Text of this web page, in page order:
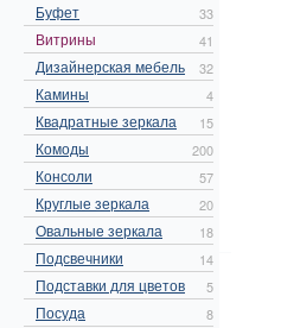
Буфет 33
Витрины 41
Дизайнерская мебель 32
Камины 4
Квадратные зеркала 15
Комоды 200
Консоли 57
Круглые зеркала 20
Овальные зеркала 18
Подсвечники 14
Подставки для цветов 5
Посуда 8